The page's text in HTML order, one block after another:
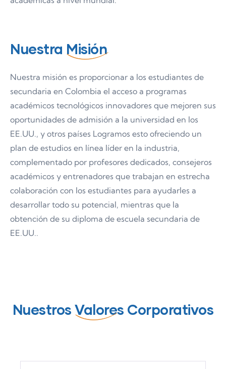
Nuestra Misión
Nuestra misión es proporcionar a los estudiantes de
secundaria en Colombia el acceso a programas
académicos tecnológicos innovadores que mejoren sus
oportunidades de admisión a la universidad en los
EE.UU., y otros países Logramos esto ofreciendo un
plan de estudios en línea líder en la industria,
complementado por profesores dedicados, consejeros
académicos y entrenadores que trabajan en estrecha
colaboración con los estudiantes para ayudarles a
desarrollar todo su potencial, mientras que la
obtención de su diploma de escuela secundaria de
EE.UU..
NuestrosValores Corporativos